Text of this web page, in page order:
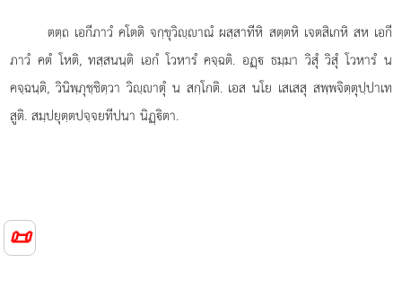
📜
ตตฺถ เอกีภาวํ คโตติ จกฺขุวิฺาณํ ผสฺสาทีหิ สตฺตหิ เจตสิเกหิ สห เอกี
ภาวํ คตํ โหติ, ทสฺสนนฺติ เอกํ โวหารํ คจฺฉติ. อฏฺ ธมฺมา วิสุํ วิสุํ โวหารํ น
คจฺฉนฺติ, วินิพฺภุชฺชิตฺวา วิฺาตุํ น สกฺโกติ. เอส นโย เสเสสุ สพฺพจิตฺตุปฺปาเท
สูติ. สมฺปยุตฺตปจฺจยทีปนา นิฏฺิตา.